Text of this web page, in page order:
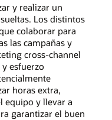
y realizar un
Los distintos
colaborar para
las campañas y
cross-channel
esfuerzo
horas extra,
equipo y llevar a
garantizar el buen